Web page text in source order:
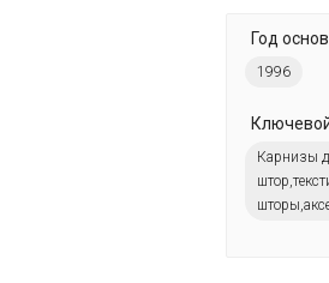
Год
1996
Карнизы